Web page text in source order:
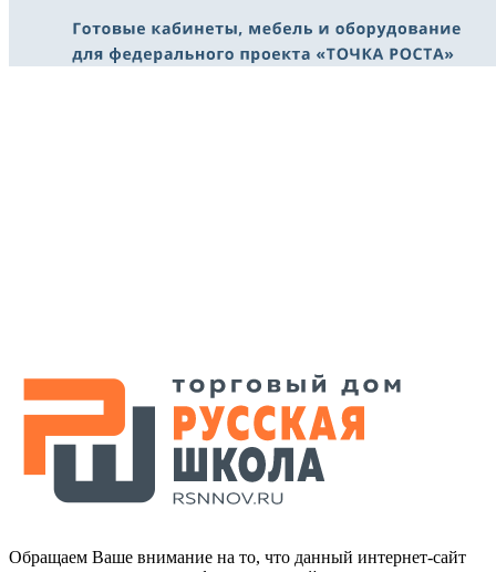
Обращаем Ваше внимание на то, что данный интернет-сайт